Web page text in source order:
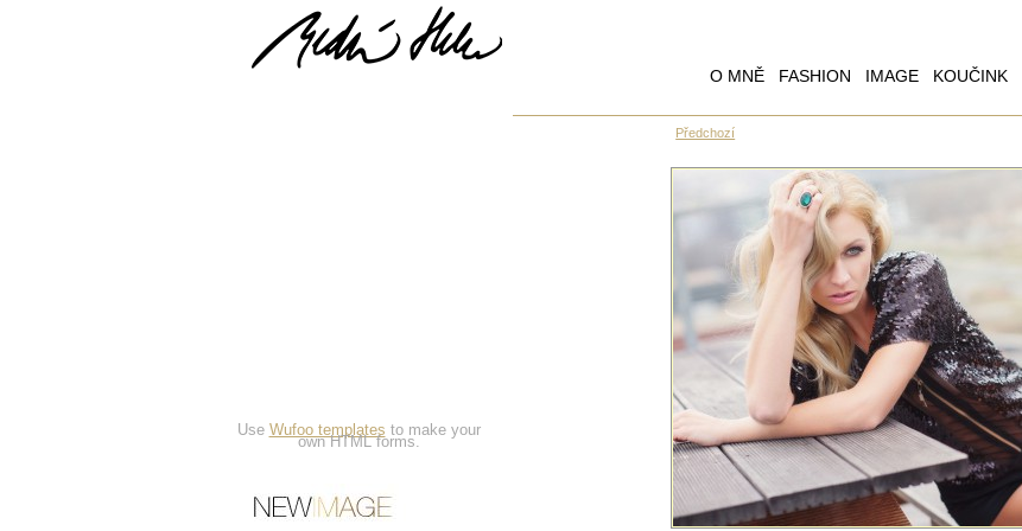
KOUČINK
IMAGE
FASHION
O MNĚ
Předchozí
Use Wufoo templates to make your
own HTML forms.